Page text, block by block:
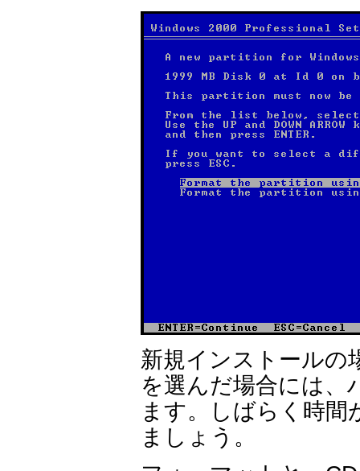
新規インストールの
を選んだ場合には、
ます。しばらく時
ましょう。